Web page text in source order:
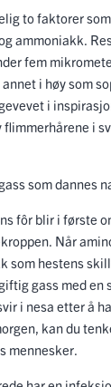
to faktorer
ammoniakk.
fem
i høy som
i
i
som dannes
fôr blir i første
Når
som hestens
gass med en
i nesa etter å
kan du
mennesker.